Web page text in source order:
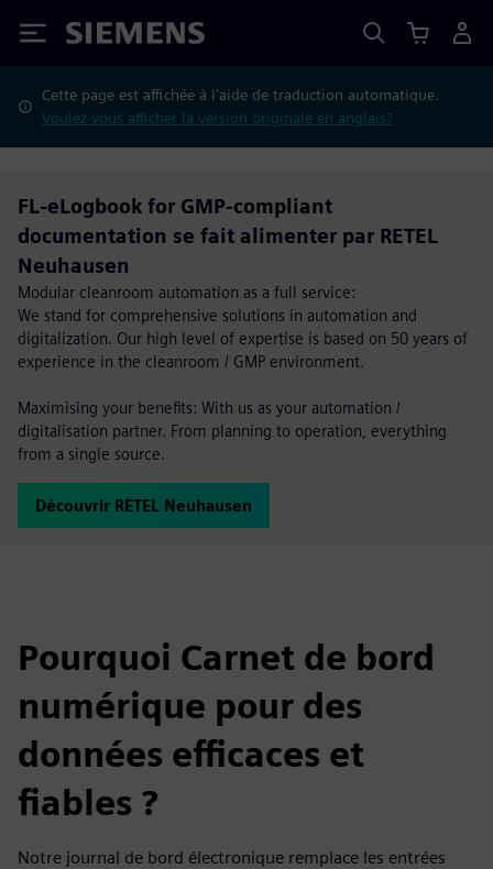
Siemens
Cette page est affichée à l'aide de traduction automatique.
Voulez-vous afficher la version originale en anglais?
FL-eLogbook for GMP-compliant
documentation se fait alimenter par RETEL
Neuhausen
Modular cleanroom automation as a full service:
We stand for comprehensive solutions in automation and
digitalization. Our high level of expertise is based on 50 years of
experience in the cleanroom / GMP environment.
Maximising your benefits: With us as your automation /
digitalisation partner. From planning to operation, everything
from a single source.
Découvrir RETEL Neuhausen
Pourquoi Carnet de bord
numérique pour des
données efficaces et
fiables ?
Notre journal de bord électronique remplace les entrées